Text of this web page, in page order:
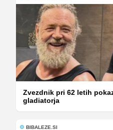
Zvezdnik pri 62 letih
gladiatorja
BIBALEZE.SI